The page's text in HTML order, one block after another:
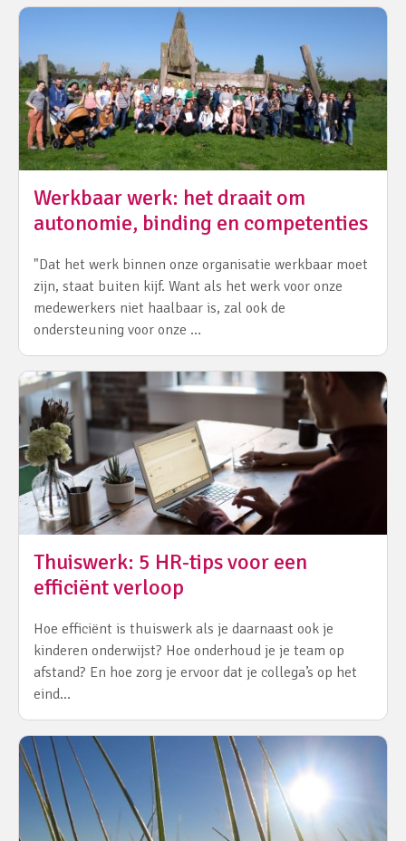
Werkbaar werk: het draait om
autonomie, binding en competenties
"Dat het werk binnen onze organisatie werkbaar moet
zijn, staat buiten kijf. Want als het werk voor onze
medewerkers niet haalbaar is, zal ook de
ondersteuning voor onze …
Thuiswerk: 5 HR-tips voor een
efficiënt verloop
Hoe efficiënt is thuiswerk als je daarnaast ook je
kinderen onderwijst? Hoe onderhoud je je team op
afstand? En hoe zorg je ervoor dat je collega’s op het
eind…